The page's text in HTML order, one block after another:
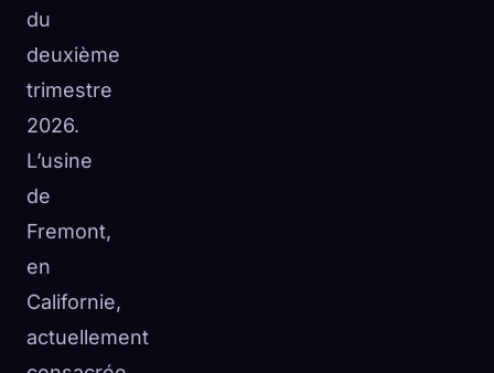
du
deuxième
trimestre
2026.
L’usine
de
Fremont,
en
Californie,
actuellement